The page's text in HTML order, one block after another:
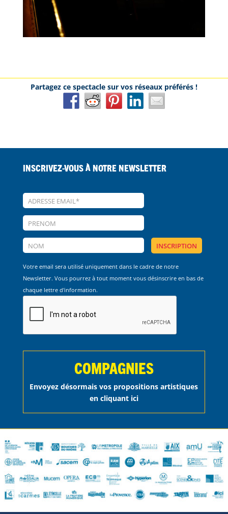
Inscrivez-vous à notre Newsletter
Votre email sera utilisé uniquement dans le cadre de notre
Newsletter. Vous pourrez à tout moment vous désinscrire en bas de
chaque lettre d'information.
COMPAGNIES
Envoyez désormais vos propositions artistiques
en cliquant ici